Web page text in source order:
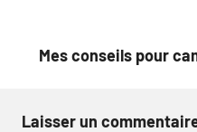
Mes conseils pour
Laisser un